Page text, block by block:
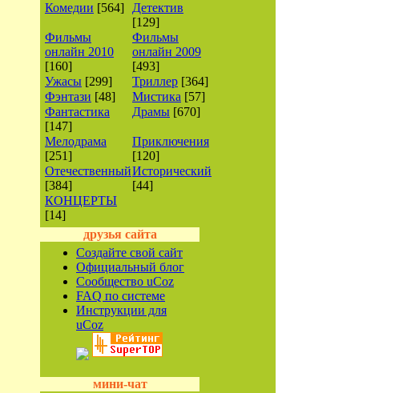
Комедии [564]
Детектив
[129]
Фильмы
онлайн 2010
[160]
Фильмы
онлайн 2009
[493]
Ужасы [299] Триллер [364]
Фэнтази [48] Мистика [57]
Фантастика
[147]
Драмы [670]
Мелодрама
[251]
Приключения
[120]
Отечественный
[384]
Исторический
[44]
КОНЦЕРТЫ
[14]
друзья сайта
Создайте свой сайт
Официальный блог
Сообщество uCoz
FAQ по системе
Инструкции для
uCoz
мини-чат